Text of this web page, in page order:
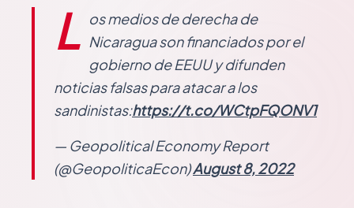
L
os medios de derecha de
Nicaragua son financiados por el
gobierno de EEUU y difunden
noticias falsas para atacar a los
sandinistas:https://t.co/WCtpFQONV1
— Geopolitical Economy Report
(@GeopoliticaEcon)August 8, 2022